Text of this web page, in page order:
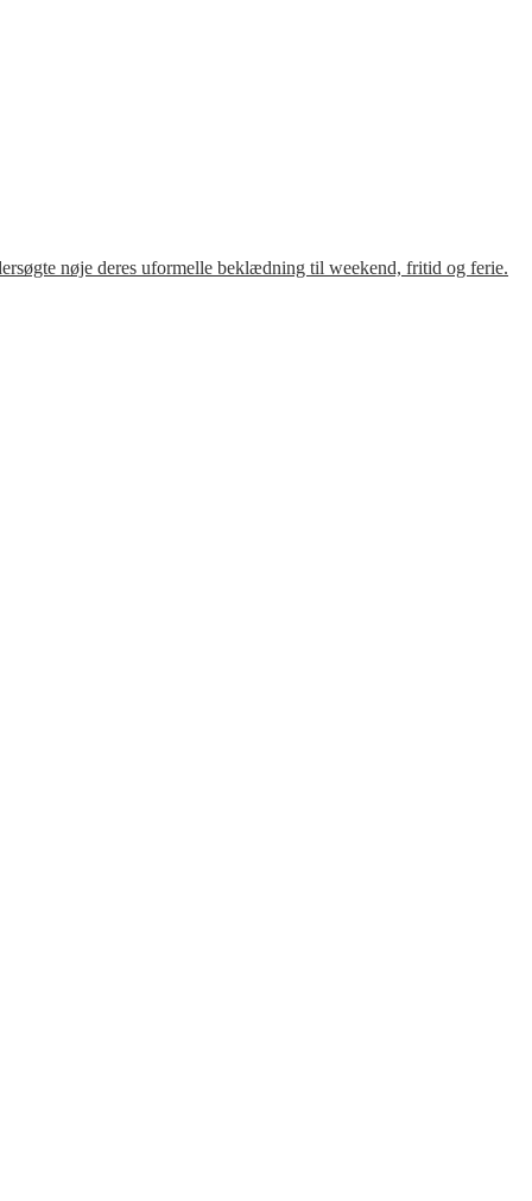
nøje deres uformelle beklædning til weekend, fritid og ferie.